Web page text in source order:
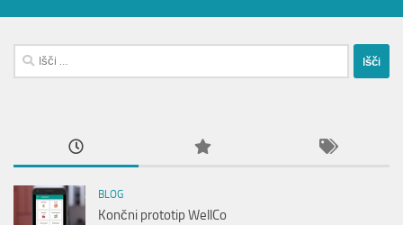
Išči:
BLOG
Končni prototip WellCo